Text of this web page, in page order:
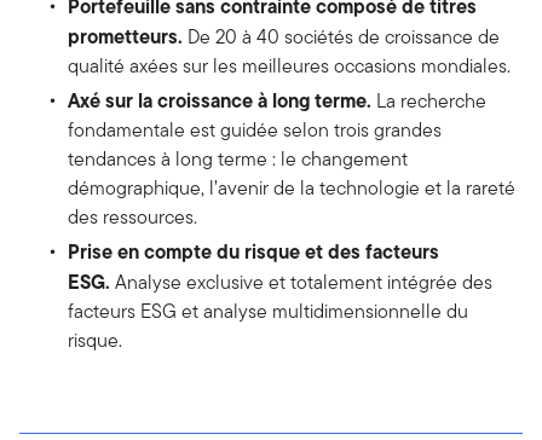
prometteurs. De 20 à 40 sociétés de croissance de
qualité axées sur les meilleures occasions mondiales.
Axé sur la croissance à long terme. La recherche
fondamentale est guidée selon trois grandes
tendances à long terme : le changement
démographique, l’avenir de la technologie et la rareté
des ressources.
Prise en compte du risque et des facteurs
ESG. Analyse exclusive et totalement intégrée des
facteurs ESG et analyse multidimensionnelle du
risque.